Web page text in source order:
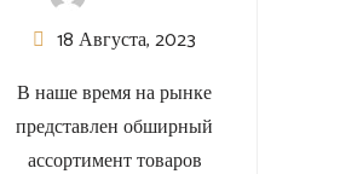
18 Августа, 2023
В наше время на рынке
представлен обширный
ассортимент товаров